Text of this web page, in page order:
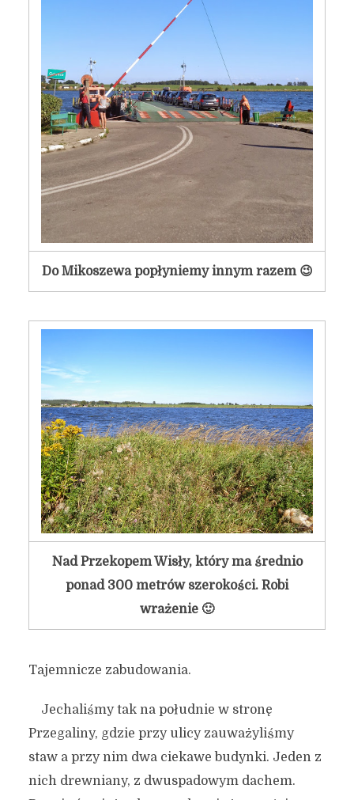
Do Mikoszewa popłyniemy innym razem 😉
Nad Przekopem Wisły, który ma średnio
ponad 300 metrów szerokości. Robi
wrażenie 🙂
Tajemnicze zabudowania.
Jechaliśmy tak na południe w stronę
Przegaliny, gdzie przy ulicy zauważyliśmy
staw a przy nim dwa ciekawe budynki. Jeden z
nich drewniany, z dwuspadowym dachem.